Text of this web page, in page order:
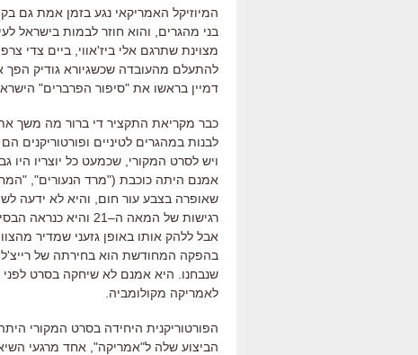
המיוזיקל האמריקאי נגע בזמן אמת גם
בני מהגרים
והוא חוזר לבמות בישראל
מצוינת שתרגם אלי ביז'אווי ביים צדי
להתעלם מהעובדה שכשגיורא גודיק הפך
דמיין בראשו את "סיפור הפרברים"
כבר מקריאת התקציר די ברור מה משך את
לבנות במהגרים לטיניים ופורטוריקנים
ויש לסרט המקורי שכמעט כל יוצריו היו
אמנם היתה כוכבת ("מרד הנעורים", "
שאופרה בצבע עור חום
והיא לא ידעה
רגישות של המאה ה–
21 והיא כנראה
אבל ללהק אותו באופן גזעני שמדיר
בהפקה המחודשת הוא בחירתה של רייצ'
שנבחנו
היא אמנם לא שיחקה בסרט לפני
לאמריקה מקולומביה
הפורטוריקנית היחידה בסרט המקורי
הביצוע שלה ל"אמריקה", אחד מרגעי